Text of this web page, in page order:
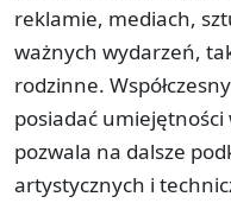
reklamie, mediach,
ważnych wydarzeń,
rodzinne.
posiadać umiejętności
pozwala na dalsze
artystycznych i